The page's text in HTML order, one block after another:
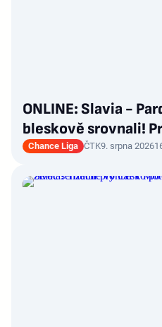
ONLINE: Slavia -
bleskově srovnali!
Chance Liga ČTK9. srpna 2026